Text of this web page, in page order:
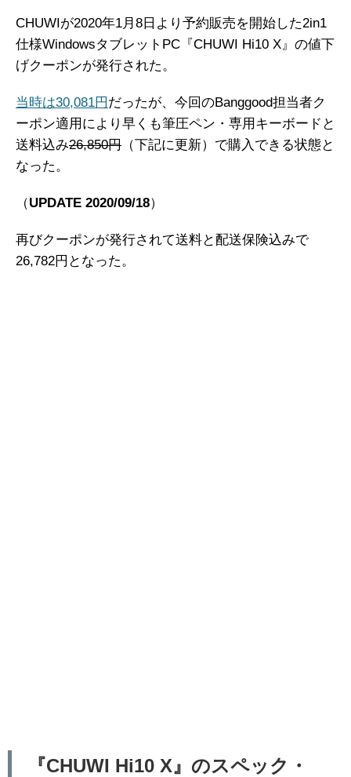
CHUWIが2020年1月8日より予約販売を開始した2in1
仕様WindowsタブレットPC『CHUWI Hi10 X』の値下
げクーポンが発行された。
当時は30,081円 だったが、今回のBanggood担当者ク
ーポン適用により早くも筆圧ペン・専用キーボードと
送料込み26,850円 （下記に更新）で購入できる状態と
なった。
（UPDATE 2020/09/18）
再びクーポンが発行されて送料と配送保険込みで
26,782円となった。
『CHUWI Hi10 X』のスペック・